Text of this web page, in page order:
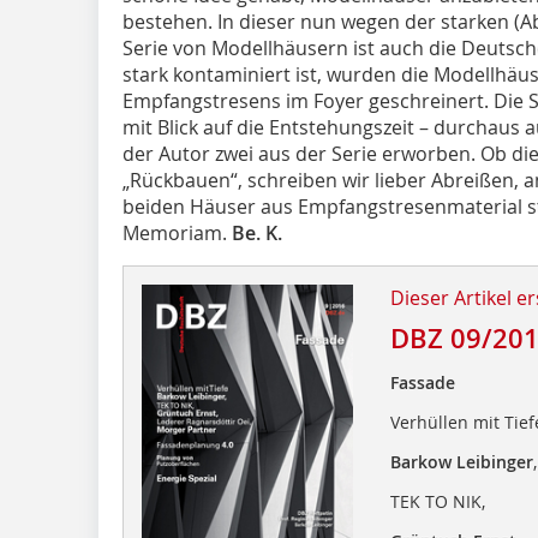
bestehen. In dieser nun wegen der starken
Serie von Modellhäusern ist auch die
stark kontaminiert ist, wurden die
Empfangstresens im Foyer geschreinert. Die
mit Blick auf die Entstehungszeit – durchaus
der Autor zwei aus der Serie erworben. Ob
„Rückbauen“, schreiben wir lieber Abreißen,
beiden Häuser aus Empfangstresenmaterial
Memoriam. Be. K.
Dieser Artikel
DBZ 09/
Fassade
Verhüllen mit
Barkow Leibinger,
TEK TO NIK,